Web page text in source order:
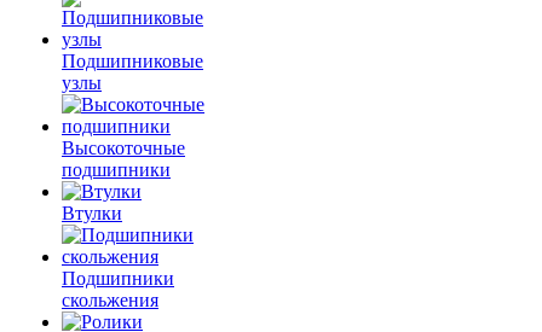
Подшипниковые
узлы
Высокоточные
подшипники
Втулки
Подшипники
скольжения